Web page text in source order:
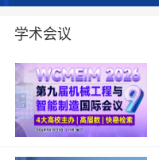
学术会议